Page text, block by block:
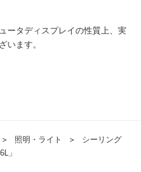
ータディスプレイの性質上、実
います。
＞ 照明・ライト ＞
シーリング
」